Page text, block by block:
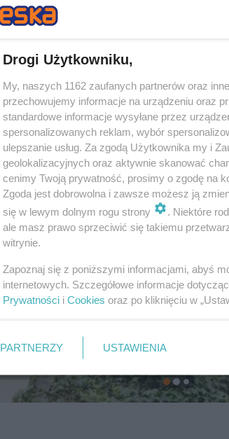
Drogi Użytkowniku,
My, naszych 1162 zaufanych partnerów oraz
przechowujemy informacje na urządzeniu oraz
standardowe informacje wysyłane przez
spersonalizowanych reklam, wybór
ulepszanie usług. Za zgodą Użytkownika my i
geolokalizacyjnych oraz aktywnie skanować
cenimy Twoją prywatność, prosimy o zgodę na
Zgoda jest dobrowolna i zawsze możesz ją
się w lewym dolnym rogu strony
. Niektóre
ale masz prawo sprzeciwić się takiemu
witrynie.
Zapoznaj się z poniższymi informacjami, abyś
internetowych. Szczegółowe informacje
Prywatności i Cookies oraz po kliknięciu w
PARTNERZY USTAWIENIA